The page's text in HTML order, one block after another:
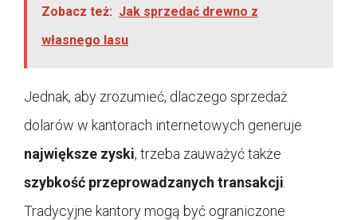
Zobacz też: Jak sprzedać drewno z
własnego lasu
Jednak, aby zrozumieć, dlaczego sprzedaż
dolarów w kantorach internetowych generuje
największe zyski, trzeba zauważyć także
szybkość przeprowadzanych transakcji
Tradycyjne kantory mogą być ograniczone